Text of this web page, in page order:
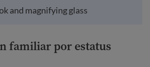
familiar por estatus